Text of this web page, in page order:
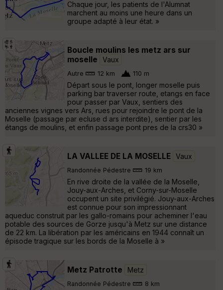
Chaque jour, les patients de l'Alumnat
marchent au moins une heure dans un
groupe adapté à leur état. »
Boucle moulins les metz ars sur
moselle
Vaux
Autre 12 km 110 m
Départ sous le pont, longer moselle puis
parking bar traverser route, etangs en face
pour passer par Vaux, sentiers des
anciennes vignes vers Ars, rues pour rejoindre le pont de la
Moselle (passage par ecluse d ars interdite), sentier par les
étangs de moulins, et enfin passage pont pres de la crs30 »
LA VALLEE DE LA MOSELLE Vaux
Randonnée Pédestre 19 km
En rive droite de la vallée de la Moselle,
Jouy-aux-Arches, et Corny-sur-Moselle
occupent un site privilégié. Jouy-aux-Arches
est connue pour son impressionnant
aqueduc construit par les gallo-romains pour acheminer l'eau
potable des sources de Gorze jusqu'à Metz sur une distance
de 22 km. La libération par les américains en 1944 connaît un
épisode tragique sur les bords de la Moselle à »
Metz Patrotte Metz
Randonnée Pédestre 8 km